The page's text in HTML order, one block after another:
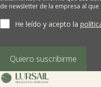
de newsletter de la empresa al
terceros salvo obligación legal.
acceso, rectificación, supresión,
lursail@lursailkoop.eus. Puede
página web.
He leído y acepto la
Quiero suscribirme